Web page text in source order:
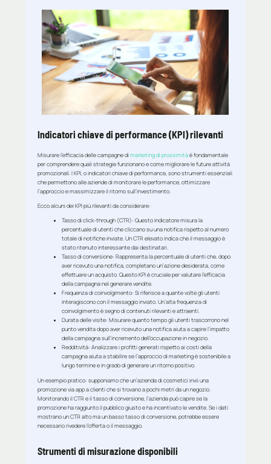
Indicatori chiave di performance (KPI) rilevanti
Misurare l’efficacia delle campagne dimarketing di prossimitàè fondamentale
per comprendere quali strategie funzionano e come migliorare le future attività
promozionali. I KPI, o indicatori chiave di performance, sono strumenti essenziali
che permettono alle aziende di monitorare le performance, ottimizzare
l’approccio e massimizzare il ritorno sull’investimento.
Ecco alcuni dei KPI più rilevanti da considerare:
Tasso di click-through (CTR): Questo indicatore misura la
percentuale di utenti che cliccano su una notifica rispetto al numero
totale di notifiche inviate. Un CTR elevato indica che il messaggio è
stato ritenuto interessante dai destinatari.
Tasso di conversione: Rappresenta la percentuale di utenti che, dopo
aver ricevuto una notifica, completano un’azione desiderata, come
effettuare un acquisto. Questo KPI è cruciale per valutare l’efficacia
della campagna nel generare vendite.
Frequenza di coinvolgimento: Si riferisce a quante volte gli utenti
interagiscono con il messaggio inviato. Un’alta frequenza di
coinvolgimento è segno di contenuti rilevanti e attraenti.
Durata delle visite: Misurare quanto tempo gli utenti trascorrono nel
punto vendita dopo aver ricevuto una notifica aiuta a capire l’impatto
della campagna sull’incremento dell’occupazione in negozio.
Redditività: Analizzare i profitti generati rispetto ai costi della
campagna aiuta a stabilire se l’approccio di marketing è sostenibile a
lungo termine e in grado di generare un ritorno positivo.
Un esempio pratico: supponiamo che un’azienda di cosmetici invii una
promozione via app a clienti che si trovano a pochi metri da un negozio.
Monitorando il CTR e il tasso di conversione, l’azienda può capire se la
promozione ha raggiunto il pubblico giusto e ha incentivato le vendite. Se i dati
mostrano un CTR alto ma un basso tasso di conversione, potrebbe essere
necessario rivedere l’offerta o il messaggio.
Strumenti di misurazione disponibili